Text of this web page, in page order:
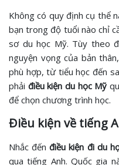
Không có quy định cụ thể
bạn trong độ tuổi nào chỉ
sơ du học Mỹ. Tùy theo
nguyện vọng của bản
phù hợp, từ tiểu học đến
phải điều kiện du học Mỹ
để chọn chương trình học.
Điều kiện về tiếng
Nhắc đếnđiều kiện đi du
qua tiếng Anh. Quốc gia